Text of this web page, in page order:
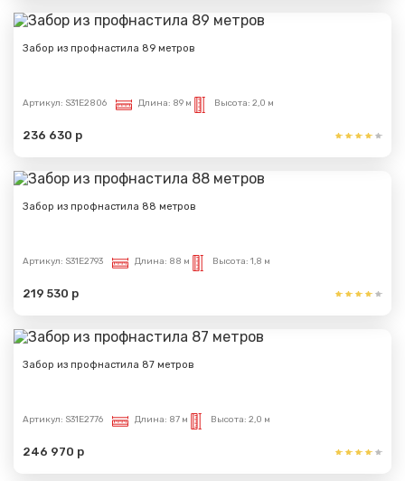
Забор из профнастила 89 метров
Артикул: S31E2806 Длина: 89 м Высота: 2,0 м
236 630 р
Забор из профнастила 88 метров
Артикул: S31E2793 Длина: 88 м Высота: 1,8 м
219 530 р
Забор из профнастила 87 метров
Артикул: S31E2776 Длина: 87 м Высота: 2,0 м
246 970 р